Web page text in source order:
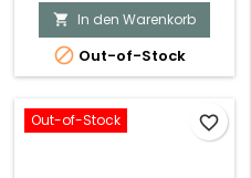
 In den Warenkorb
 Out-of-Stock
Out-of-Stock favorite_border